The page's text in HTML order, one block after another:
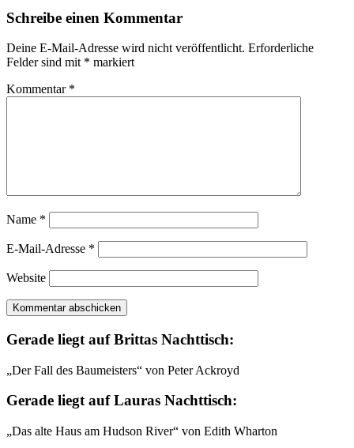
Schreibe einen Kommentar
Deine E-Mail-Adresse wird nicht veröffentlicht. Erforderliche
Felder sind mit * markiert
Kommentar *
Name *
E-Mail-Adresse *
Website
Gerade liegt auf Brittas Nachttisch:
„Der Fall des Baumeisters“ von Peter Ackroyd
Gerade liegt auf Lauras Nachttisch:
„Das alte Haus am Hudson River“ von Edith Wharton